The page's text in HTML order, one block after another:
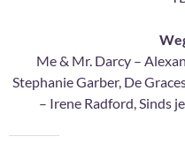
Me & Mr. Darcy –
Stephanie Garber, De
– Irene Radford, Sinds